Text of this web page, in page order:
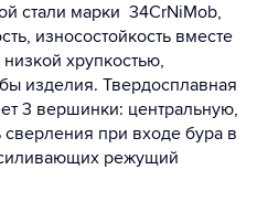
стали марки 34CrNiMob,
износостойкость вместе
хрупкостью,
изделия. Твердосплавная
3 вершинки: центральную,
при входе бура в
режущий